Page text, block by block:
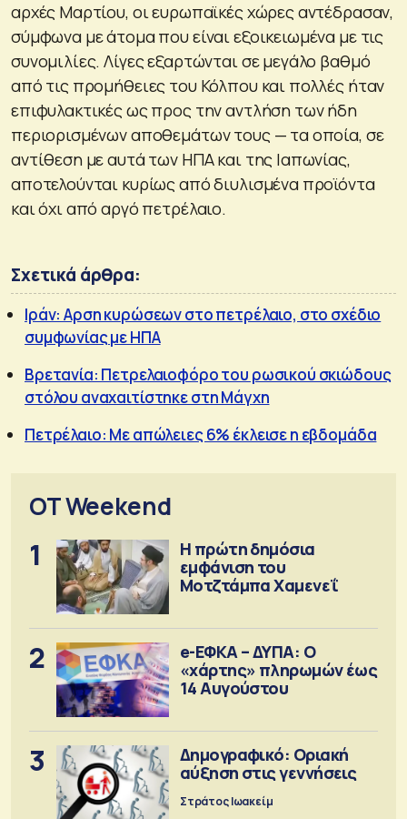
αρχές Μαρτίου, οι ευρωπαϊκές χώρες αντέδρασαν,
σύμφωνα με άτομα που είναι εξοικειωμένα με τις
συνομιλίες. Λίγες εξαρτώνται σε μεγάλο βαθμό
από τις προμήθειες του Κόλπου και πολλές ήταν
επιφυλακτικές ως προς την αντλήση των ήδη
περιορισμένων αποθεμάτων τους — τα οποία, σε
αντίθεση με αυτά των ΗΠΑ και της Ιαπωνίας,
αποτελούνται κυρίως από διυλισμένα προϊόντα
και όχι από αργό πετρέλαιο.
Σχετικά άρθρα:
Ιράν: Αρση κυρώσεων στο πετρέλαιο, στο σχέδιο
συμφωνίας με ΗΠΑ
Βρετανία: Πετρελαιοφόρο του ρωσικού σκιώδους
στόλου αναχαιτίστηκε στη Μάγχη
Πετρέλαιο: Με απώλειες 6% έκλεισε η εβδομάδα
OT Weekend
1
Η πρώτη δημόσια
εμφάνιση του
Μοτζτάμπα Χαμενεΐ
2
e-ΕΦΚΑ – ΔΥΠΑ: Ο
«χάρτης» πληρωμών έως
14 Αυγούστου
3
Δημογραφικό: Οριακή
αύξηση στις γεννήσεις
Στράτος Ιωακείμ